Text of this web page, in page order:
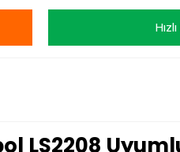
LS2208